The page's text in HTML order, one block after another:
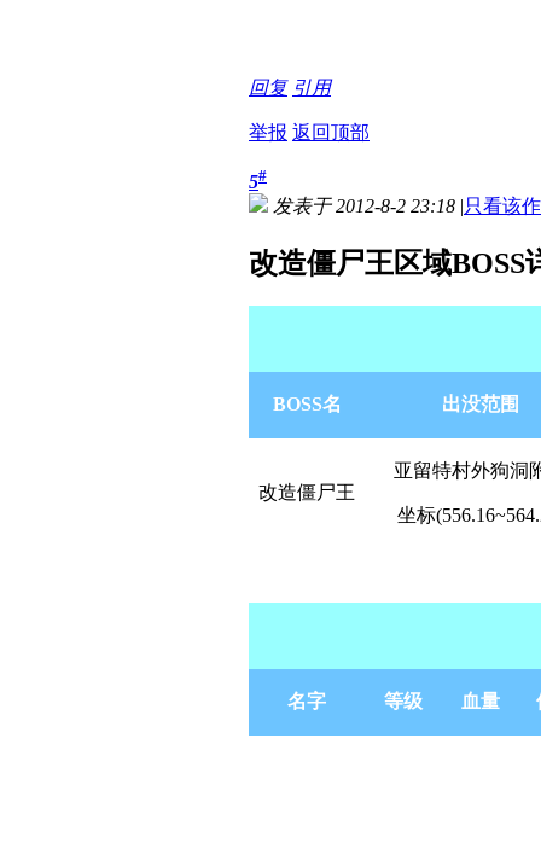
回复 引用
举报 返回顶部
5#
发表于 2012-8-2 23:18 |只看该
改造僵尸王区域BOSS
BOSS名 出没范围
改造僵尸王
亚留特村外狗洞
坐标
名字 等级 血量